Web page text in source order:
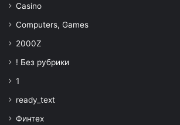
Casino
Computers, Games
2000Z
! Без рубрики
1
ready_text
Финтех